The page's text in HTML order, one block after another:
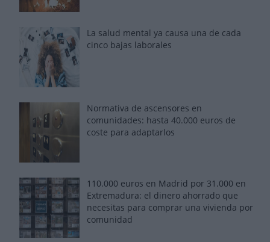
La salud mental ya causa una de cada
cinco bajas laborales
Normativa de ascensores en
comunidades: hasta 40.000 euros de
coste para adaptarlos
110.000 euros en Madrid por 31.000 en
Extremadura: el dinero ahorrado que
necesitas para comprar una vivienda por
comunidad